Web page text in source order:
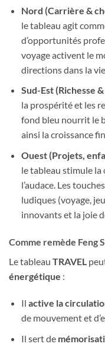
Nord (Carrière &
le tableau agit
d’opportunités
voyage activent le
directions dans la vie.
Sud-Est (Richesse
la prospérité et les
fond bleu nourrit le
ainsi la croissance
Ouest (Projets,
le tableau stimule
l’audace. Les
ludiques (voyage,
innovants et la joie
Comme remède Feng
Le tableau TRAVEL
énergétique :
Il active la
de mouvement et
Il sert de